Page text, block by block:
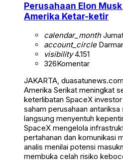
Perusahaan Elon
Amerika Ketar-ketir
calendar_month
account_circle
visibility4.151
326Komentar
JAKARTA,
Amerika Serikat meningkat
keterlibatan SpaceX
saham perusahaan
langsung menyentuh
SpaceX mengelola
pertahanan dan komunikasi
analis menilai potensi
membuka celah risiko